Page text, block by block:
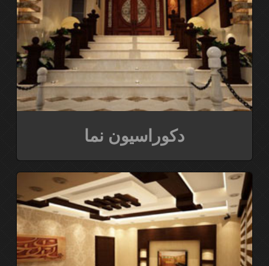
دکوراسیون نما